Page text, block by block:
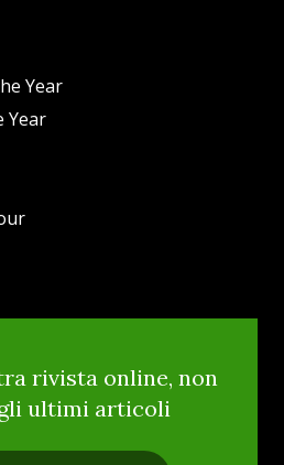
Year
Year
rivista online, non
ultimi articoli